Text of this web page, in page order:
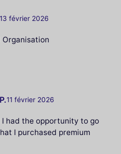
13 février 2026
Organisation
11 février 2026
had the opportunity to go
I purchased premium